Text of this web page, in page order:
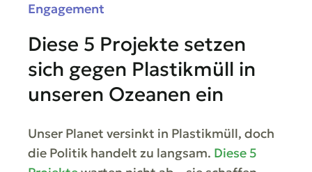
Engagement
Diese 5 Projekte setzen
sich gegen Plastikmüll in
unseren Ozeanen ein
Unser Planet versinkt in Plastikmüll, doch
die Politik handelt zu langsam. Diese 5